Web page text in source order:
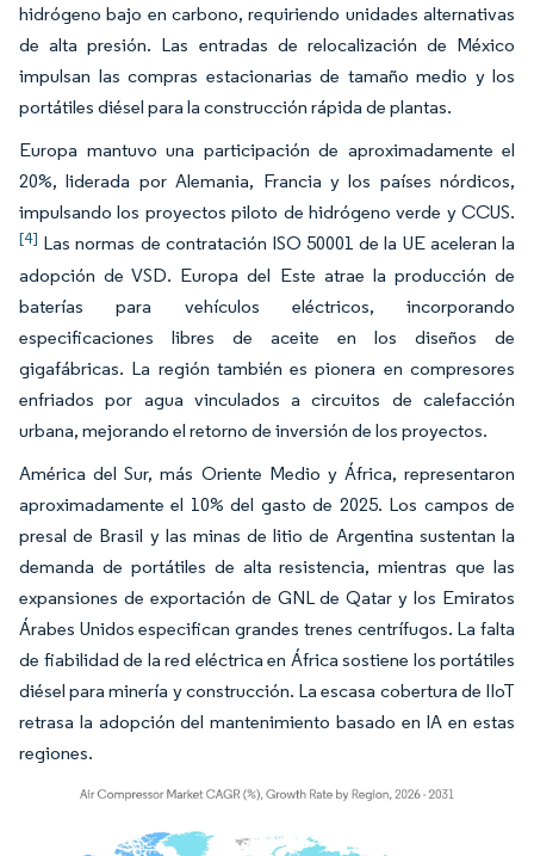
hidrógeno bajo en carbono, requiriendo unidades alternativas
de alta presión. Las entradas de relocalización de México
impulsan las compras estacionarias de tamaño medio y los
portátiles diésel para la construcción rápida de plantas.
Europa mantuvo una participación de aproximadamente el
20%, liderada por Alemania, Francia y los países nórdicos,
impulsando los proyectos piloto de hidrógeno verde y CCUS.
[4] Las normas de contratación ISO 50001 de la UE aceleran la
adopción de VSD. Europa del Este atrae la producción de
baterías para vehículos eléctricos, incorporando
especificaciones libres de aceite en los diseños de
gigafábricas. La región también es pionera en compresores
enfriados por agua vinculados a circuitos de calefacción
urbana, mejorando el retorno de inversión de los proyectos.
América del Sur, más Oriente Medio y África, representaron
aproximadamente el 10% del gasto de 2025. Los campos de
presal de Brasil y las minas de litio de Argentina sustentan la
demanda de portátiles de alta resistencia, mientras que las
expansiones de exportación de GNL de Qatar y los Emiratos
Árabes Unidos especifican grandes trenes centrífugos. La falta
de fiabilidad de la red eléctrica en África sostiene los portátiles
diésel para minería y construcción. La escasa cobertura de IIoT
retrasa la adopción del mantenimiento basado en IA en estas
regiones.